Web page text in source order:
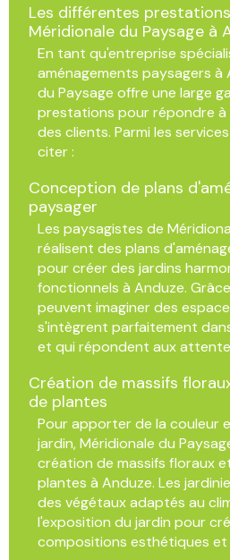
Les différentes
Méridionale du Paysage à
En tant qu'entreprise
aménagements paysagers à
du Paysage offre une large
prestations pour répondre à
des clients. Parmi les
citer :
Conception de plans
paysager
Les paysagistes de
réalisent des plans
pour créer des jardins
fonctionnels à Anduze.
peuvent imaginer des
s'intègrent parfaitement
et qui répondent aux
Création de massifs
de plantes
Pour apporter de la couleur
jardin, Méridionale du
création de massifs floraux
plantes à Anduze. Les
des végétaux adaptés au
l'exposition du jardin pour
compositions esthétiques et